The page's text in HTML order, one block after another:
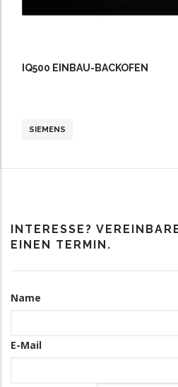
IQ500 EINBAU-BACKOFEN
SIEMENS
INTERESSE?
EINEN TERMIN.
Informationen
Name
E-Mail